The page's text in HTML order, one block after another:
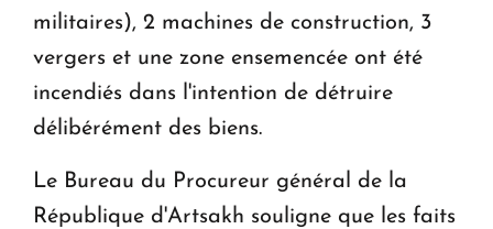
militaires), 2 machines de construction, 3
vergers et une zone ensemencée ont été
incendiés dans l'intention de détruire
délibérément des biens.
Le Bureau du Procureur général de la
République d'Artsakh souligne que les faits